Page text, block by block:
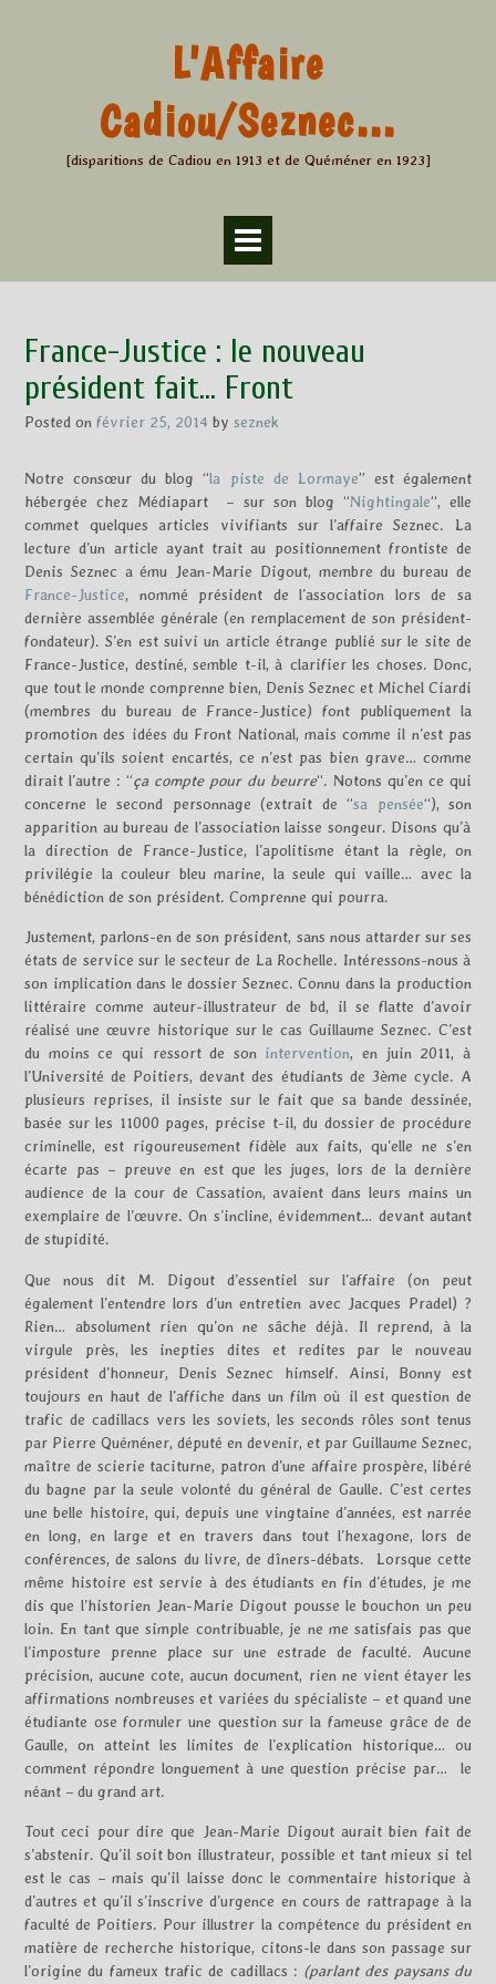
L'Affaire
Cadiou/Seznec…
[disparitions de Cadiou en 1913 et de Quéméner en 1923]
France-Justice : le nouveau
président fait… Front
Posted on février 25, 2014 by seznek
Notre consœur du blog “la piste de Lormaye” est également
hébergée chez Médiapart – sur son blog “Nightingale“, elle
commet quelques articles vivifiants sur l’affaire Seznec. La
lecture d’un article ayant trait au positionnement frontiste de
Denis Seznec a ému Jean-Marie Digout, membre du bureau de
France-Justice, nommé président de l’association lors de sa
dernière assemblée générale (en remplacement de son président-
fondateur). S’en est suivi un article étrange publié sur le site de
France-Justice, destiné, semble t-il, à clarifier les choses. Donc,
que tout le monde comprenne bien, Denis Seznec et Michel Ciardi
(membres du bureau de France-Justice) font publiquement la
promotion des idées du Front National, mais comme il n’est pas
certain qu’ils soient encartés, ce n’est pas bien grave… comme
dirait l’autre : “ça compte pour du beurre“. Notons qu’en ce qui
concerne le second personnage (extrait de “sa pensée“), son
apparition au bureau de l’association laisse songeur. Disons qu’à
la direction de France-Justice, l’apolitisme étant la règle, on
privilégie la couleur bleu marine, la seule qui vaille… avec la
bénédiction de son président. Comprenne qui pourra.
Justement, parlons-en de son président, sans nous attarder sur ses
états de service sur le secteur de La Rochelle. Intéressons-nous à
son implication dans le dossier Seznec. Connu dans la production
littéraire comme auteur-illustrateur de bd, il se flatte d’avoir
réalisé une œuvre historique sur le cas Guillaume Seznec. C’est
du moins ce qui ressort de son intervention, en juin 2011, à
l’Université de Poitiers, devant des étudiants de 3ème cycle. A
plusieurs reprises, il insiste sur le fait que sa bande dessinée,
basée sur les 11000 pages, précise t-il, du dossier de procédure
criminelle, est rigoureusement fidèle aux faits, qu’elle ne s’en
écarte pas – preuve en est que les juges, lors de la dernière
audience de la cour de Cassation, avaient dans leurs mains un
exemplaire de l’œuvre. On s’incline, évidemment… devant autant
de stupidité.
Que nous dit M. Digout d’essentiel sur l’affaire (on peut
également l’entendre lors d’un entretien avec Jacques Pradel) ?
Rien… absolument rien qu’on ne sâche déjà. Il reprend, à la
virgule près, les inepties dites et redites par le nouveau
président d’honneur, Denis Seznec himself. Ainsi, Bonny est
toujours en haut de l’affiche dans un film où il est question de
trafic de cadillacs vers les soviets, les seconds rôles sont tenus
par Pierre Quéméner, député en devenir, et par Guillaume Seznec,
maître de scierie taciturne, patron d’une affaire prospère, libéré
du bagne par la seule volonté du général de Gaulle. C’est certes
une belle histoire, qui, depuis une vingtaine d’années, est narrée
en long, en large et en travers dans tout l’hexagone, lors de
conférences, de salons du livre, de dîners-débats. Lorsque cette
même histoire est servie à des étudiants en fin d’études, je me
dis que l’historien Jean-Marie Digout pousse le bouchon un peu
loin. En tant que simple contribuable, je ne me satisfais pas que
l’imposture prenne place sur une estrade de faculté. Aucune
précision, aucune cote, aucun document, rien ne vient étayer les
affirmations nombreuses et variées du spécialiste – et quand une
étudiante ose formuler une question sur la fameuse grâce de de
Gaulle, on atteint les limites de l’explication historique… ou
comment répondre longuement à une question précise par… le
néant – du grand art.
Tout ceci pour dire que Jean-Marie Digout aurait bien fait de
s’abstenir. Qu’il soit bon illustrateur, possible et tant mieux si tel
est le cas – mais qu’il laisse donc le commentaire historique à
d’autres et qu’il s’inscrive d’urgence en cours de rattrapage à la
faculté de Poitiers. Pour illustrer la compétence du président en
matière de recherche historique, citons-le dans son passage sur
l’origine du fameux trafic de cadillacs : (parlant des paysans du